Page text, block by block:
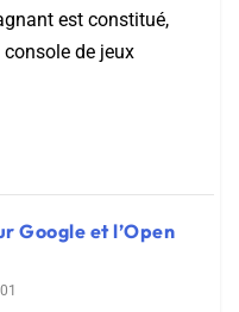
est constitué,
de jeux
Google et l’Open